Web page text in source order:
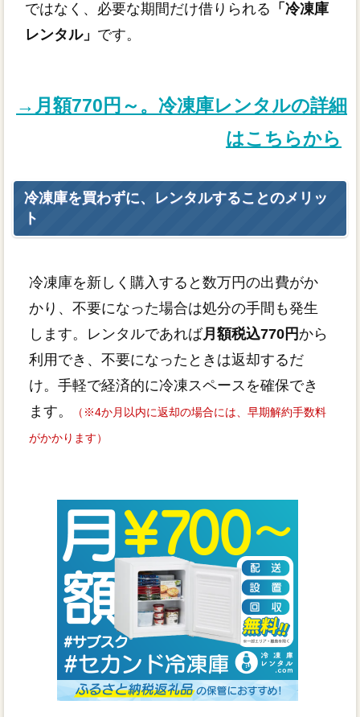
ではなく、必要な期間だけ借りられる 「冷凍庫
レンタル」 です。
→月額770円～。冷凍庫レンタルの詳細
はこちらから
冷凍庫を買わずに、レンタルすることのメリッ
ト
冷凍庫を新しく購入すると数万円の出費がか
かり、不要になった場合は処分の手間も発生
します。レンタルであれば月額税込770円から
利用でき、不要になったときは返却するだ
け。手軽で経済的に冷凍スペースを確保でき
ます。
（※4か月以内に返却の場合には、早期解約手数料
がかかります）